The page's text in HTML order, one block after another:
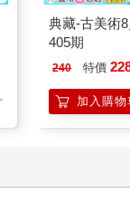
典藏-古美術
405期
240 特價
加入購物